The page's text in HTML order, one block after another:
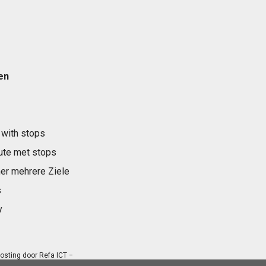
stops
met stops
mehrere Ziele
door Refa ICT−